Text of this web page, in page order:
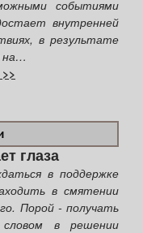
событиями
внутренней
в результате
на…
глаза
в поддержке
в смятении
Порой - получать
в решении